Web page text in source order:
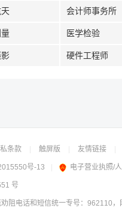
会计师事务所
医学检验
硬件工程师
条款 触屏版 友情链接
号-13 电子营业执照/
号
阻电话和短信统一专号：962110